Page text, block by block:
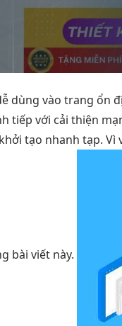
dùng vào trang ổn
tiếp với cải thiện
khởi tạo nhanh tạp. Vì
bài viết này.